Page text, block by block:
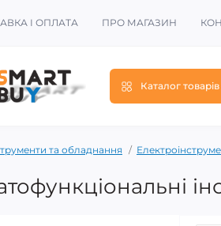
І ОПЛАТА ПРО МАГАЗИН
Каталог товарів
та обладнання